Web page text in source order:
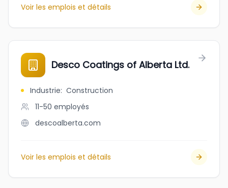
Voir les emplois et détails
Desco Coatings of Alberta Ltd.
Industrie: Construction
11-50 employés
descoalberta.com
Voir les emplois et détails